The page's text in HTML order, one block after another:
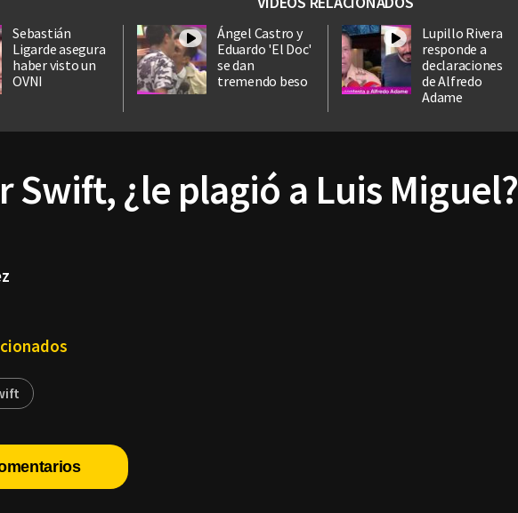
Sebastián
Ligarde asegura
haber visto un
OVNI
Ángel Castro y
Eduardo 'El Doc'
se dan
tremendo beso
Lupillo Rivera
responde a
declaraciones
de Alfredo
Adame
Swift, ¿le plagió a Luis Miguel?